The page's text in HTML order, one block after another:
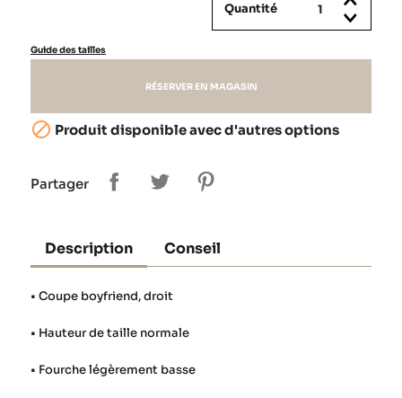
Quantité
Guide des tailles
RÉSERVER EN MAGASIN
 Produit disponible avec d'autres options
Partager
Description Conseil
• Coupe boyfriend, droit
• Hauteur de taille normale
• Fourche légèrement basse